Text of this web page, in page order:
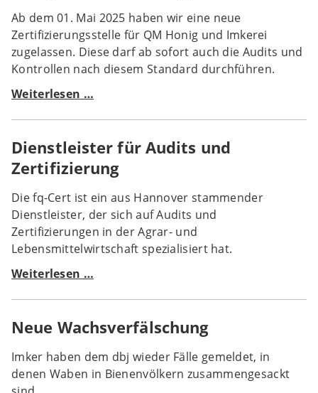
Ab dem 01. Mai 2025 haben wir eine neue
Zertifizierungsstelle für QM Honig und Imkerei
zugelassen. Diese darf ab sofort auch die Audits und
Kontrollen nach diesem Standard durchführen.
Weiterlesen …Neue
QM
und
Imkerei
zugelassen
Dienstleister für Audits und
Zertifizierung
Die fq-Cert ist ein aus Hannover stammender
Dienstleister, der sich auf Audits und
Zertifizierungen in der Agrar- und
Lebensmittelwirtschaft spezialisiert hat.
Weiterlesen …Dienstleister
und
Neue Wachsverfälschung
Imker haben dem dbj wieder Fälle gemeldet, in
denen Waben in Bienenvölkern zusammengesackt